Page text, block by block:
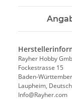
Rayher Hobby
Fockestrasse 15
Baden-
Laupheim,
Info@Rayher.com